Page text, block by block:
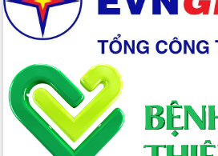
Đảm bảo cuộc bầu cử đại biểu Quốc
hội và đại biểu HĐND các cấp diễn ra
an toàn, hiệu quả, đúng quy định
Thủ tướng Chính phủ Phạm Minh Chính
kiểm tra, chỉ đạo hoàn thành các dự
án cao tốc và thăm khu tái định cư tại
Đắk Lắk
Sôi nổi Hội đua ngựa truyền thống Gò
Thì Thùng mừng Xuân Bính Ngọ 2026